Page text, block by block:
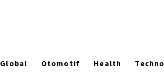
Global Otomotif Health Techno